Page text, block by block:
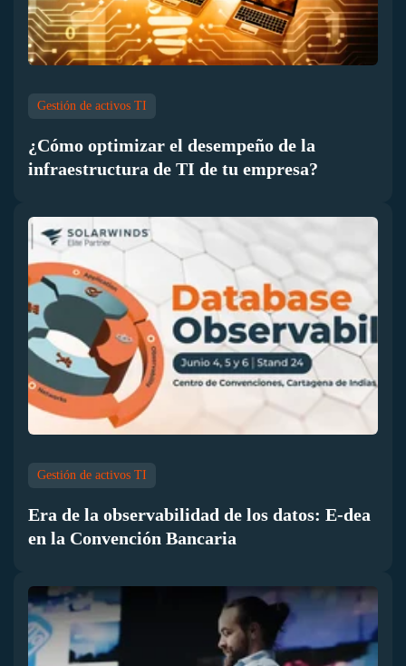
Gestión de activos TI
¿Cómo optimizar el desempeño de la
infraestructura de TI de tu empresa?
Gestión de activos TI
Era de la observabilidad de los datos: E-dea
en la Convención Bancaria